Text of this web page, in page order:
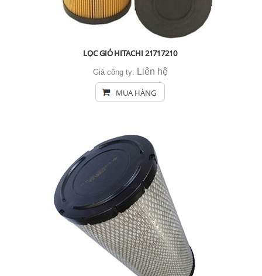
LỌC GIÓ HITACHI 21717210
Giá công ty: Liên hệ
MUA HÀNG